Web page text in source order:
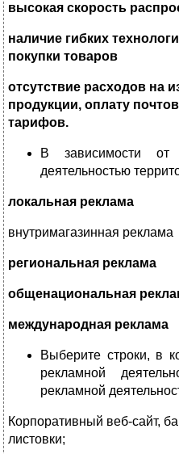
высокая скорость
наличие гибких
покупки товаров
отсутствие расходов на
продукции, оплату
тарифов.
В зависимости от
деятельностью
локальная реклама
внутримагазинная реклама
региональная реклама
общенациональная
международная реклама
Выберите строки, в
рекламной
рекламной
Корпоративный веб-сайт,
листовки;